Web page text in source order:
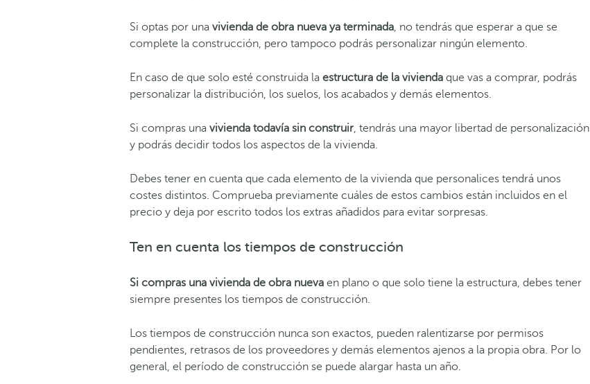
Si optas por una vivienda de obra nueva ya terminada, no tendrás que esperar a que se
complete la construcción, pero tampoco podrás personalizar ningún elemento.
En caso de que solo esté construida la estructura de la vivienda que vas a comprar, podrás
personalizar la distribución, los suelos, los acabados y demás elementos.
Si compras una vivienda todavía sin construir, tendrás una mayor libertad de personalización
y podrás decidir todos los aspectos de la vivienda.
Debes tener en cuenta que cada elemento de la vivienda que personalices tendrá unos
costes distintos. Comprueba previamente cuáles de estos cambios están incluidos en el
precio y deja por escrito todos los extras añadidos para evitar sorpresas.
Ten en cuenta los tiempos de construcción
Si compras una vivienda de obra nueva en plano o que solo tiene la estructura, debes tener
siempre presentes los tiempos de construcción.
Los tiempos de construcción nunca son exactos, pueden ralentizarse por permisos
pendientes, retrasos de los proveedores y demás elementos ajenos a la propia obra. Por lo
general, el período de construcción se puede alargar hasta un año.